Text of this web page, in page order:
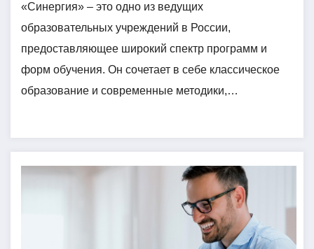
«Синергия» – это одно из ведущих
образовательных учреждений в России,
предоставляющее широкий спектр программ и
форм обучения. Он сочетает в себе классическое
образование и современные методики,…